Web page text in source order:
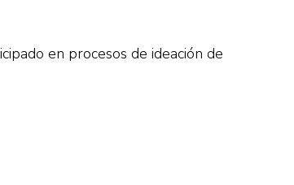
en procesos de ideación de